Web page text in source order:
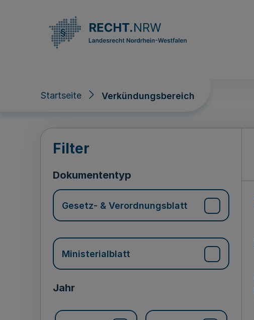
Startseite Verkündungsbereich
Verkündungsbereich
Filter
Dokumententyp
Gesetz- & Verordnungsblatt
Ministerialblatt
Jahr